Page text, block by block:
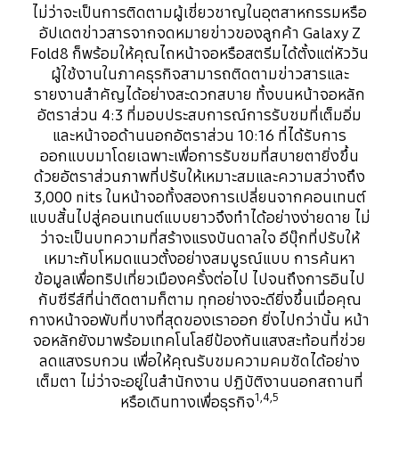
ไม่ว่าจะเป็นการติดตามผู้เชี่ยวชาญในอุตสาหกรรมหรือ
อัปเดตข่าวสารจากจดหมายข่าวของลูกค้า Galaxy Z
Fold8 ก็พร้อมให้คุณไถหน้าจอหรือสตรีมได้ตั้งแต่หัววัน
ผู้ใช้งานในภาคธุรกิจสามารถติดตามข่าวสารและ
รายงานสำคัญได้อย่างสะดวกสบาย ทั้งบนหน้าจอหลัก
อัตราส่วน 4:3 ที่มอบประสบการณ์การรับชมที่เต็มอิ่ม
และหน้าจอด้านนอกอัตราส่วน 10:16 ที่ได้รับการ
ออกแบบมาโดยเฉพาะเพื่อการรับชมที่สบายตายิ่งขึ้น
ด้วยอัตราส่วนภาพที่ปรับให้เหมาะสมและความสว่างถึง
3,000 nits ในหน้าจอทั้งสองการเปลี่ยนจากคอนเทนต์
แบบสั้นไปสู่คอนเทนต์แบบยาวจึงทำได้อย่างง่ายดาย ไม่
ว่าจะเป็นบทความที่สร้างแรงบันดาลใจ อีบุ๊กที่ปรับให้
เหมาะกับโหมดแนวตั้งอย่างสมบูรณ์แบบ การค้นหา
ข้อมูลเพื่อทริปเที่ยวเมืองครั้งต่อไป ไปจนถึงการอินไป
กับซีรีส์ที่น่าติดตามก็ตาม ทุกอย่างจะดียิ่งขึ้นเมื่อคุณ
กางหน้าจอพับที่บางที่สุดของเราออก ยิ่งไปกว่านั้น หน้า
จอหลักยังมาพร้อมเทคโนโลยีป้องกันแสงสะท้อนที่ช่วย
ลดแสงรบกวน เพื่อให้คุณรับชมความคมชัดได้อย่าง
เต็มตา ไม่ว่าจะอยู่ในสำนักงาน ปฏิบัติงานนอกสถานที่
หรือเดินทางเพื่อธุรกิจ1,4,5